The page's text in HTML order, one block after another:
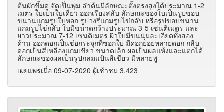
ต้นผักขี้มด จัดเป็นพุ่ม ลำต้นมีลักษณะตั้งตรงสูงได้ประมาณ 1-2
เมตร ใบเป็นใบเดี่ยว ออกเรียงสลับ ลักษณะของใบเป็นรูปขอบ
ขนานแกมรูปใบหอก รูปวงรีแกมรูปไข่กลับ หรือรูปขอบขนาน
แกมรูปไข่กลับ ใบมีขนาดกว้างประมาณ 3-5 เซนติเมตร และ
ยาวประมาณ 7-12 เซนติเมตร ผิวใบมีขนนุ่มละเอียดทั้งสอง
ด้าน ออกดอกเป็นช่อกระจุกที่ซอกใบ มีดอกย่อยหลายดอก กลีบ
ดอกเป็นสีเหลืองแกมเขียว ขนาดเล็ก ผลเป็นผลแห้งและแตกได้
ลักษณะของผลเป็นรูปกลมแป้นสีเขียว มีหลายพู
เผยแพร่เมื่อ 09-07-2020 ผู้เช้าชม 3,423